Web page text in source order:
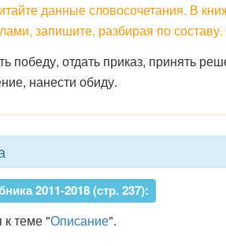
данные словосочетания. В
запишите, разбирая по
победу, отдать приказ, принять
нанести обиду.
2011-2018 (стр. 237):
теме "Описание".